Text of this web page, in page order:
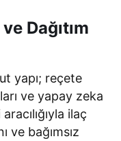
Dağıtım
yapı; reçete
ve yapay zeka
ilaç
ve bağımsız